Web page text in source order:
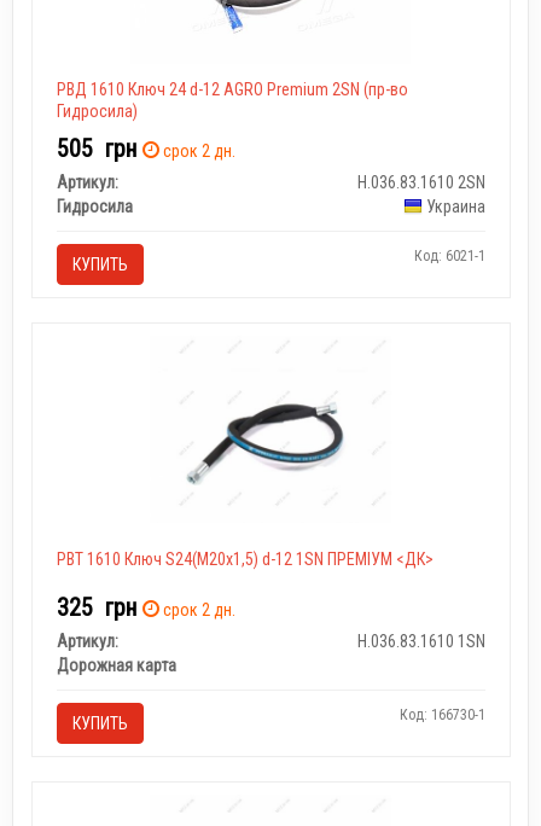
РВД 1610 Ключ 24 d-12 AGRO Premium 2SN (пр-во
Гидросила)
505 грн
срок 2 дн.
Артикул:
Н.036.83.1610 2SN
Гидросила
Украина
КУПИТЬ Код: 6021-1
РВТ 1610 Ключ S24(M20x1,5) d-12 1SN ПРЕМІУМ <ДК>
325 грн
срок 2 дн.
Артикул:
Н.036.83.1610 1SN
Дорожная карта
КУПИТЬ Код: 166730-1